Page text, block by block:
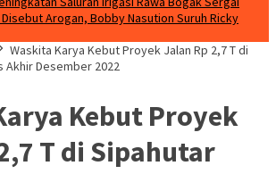
Arogan, Bobby Nasution Suruh Ricky
Waskita Karya Kebut Proyek Jalan Rp 2,7 T di
Akhir Desember 2022
Kebut Proyek
T di Sipahutar